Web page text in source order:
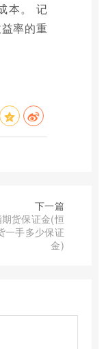
本。 记
率的重
下一篇
货保证金(恒
一手多少保证
金)